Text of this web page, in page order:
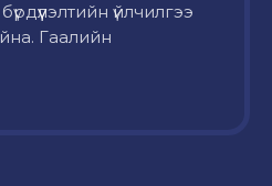
үйлчилгээ
Гаалийн